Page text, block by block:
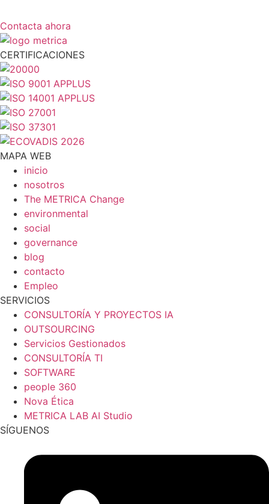
Contacta ahora
CERTIFICACIONES
MAPA WEB
inicio
nosotros
The METRICA Change
environmental
social
governance
blog
contacto
Empleo
SERVICIOS
CONSULTORÍA Y PROYECTOS IA
OUTSOURCING
Servicios Gestionados
CONSULTORÍA TI
SOFTWARE
people 360
Nova Ética
METRICA LAB AI Studio
SÍGUENOS